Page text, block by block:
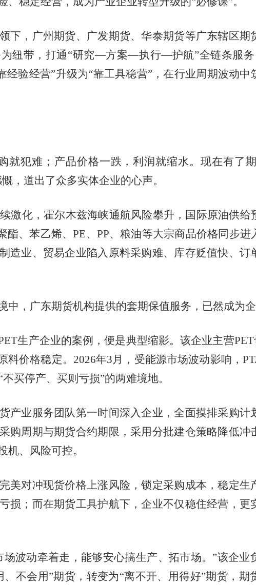
，广州期货、广发期货、华泰期货等广东辖区期
纽带，打通“研究—方案—执行—护航”全链条服务
经验经营”升级为“靠工具稳营”，在行业周期波动
犯难；产品价格一跌，利润就缩水。现在有了
，道出了众多实体企业的心声。
化，霍尔木兹海峡通航风险攀升，国际原油供给
酯、苯乙烯、PE、PP、粮油等大宗商品价格同步
造业、贸易企业陷入原料采购难、库存贬值快、订
广东期货机构提供的套期保值服务，已然成为企
生产企业的案例，便是典型缩影。该企业主营PET
料价格稳定。2026年3月，受能源市场波动影响，
买停产、买则亏损”的两难境地。
业服务团队第一时间深入企业，全面摸排采购计
购周期与期货合约期限，采用分批建仓策略降低冲
机、风险可控。
对冲现货价格上涨风险，锁定采购成本，稳定生
损；而在期货工具护航下，企业不仅稳住经营，更
动牵着走，能够安心搞生产、拓市场。”该企业
不会用”期货，转变为“离不开、用得好”期货，